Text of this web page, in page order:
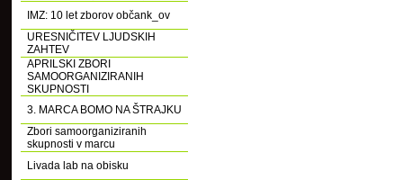
IMZ: 10 let zborov občank_ov
URESNIČITEV LJUDSKIH
ZAHTEV
APRILSKI ZBORI
SAMOORGANIZIRANIH
SKUPNOSTI
3. MARCA BOMO NA ŠTRAJKU
Zbori samoorganiziranih
skupnosti v marcu
Livada lab na obisku